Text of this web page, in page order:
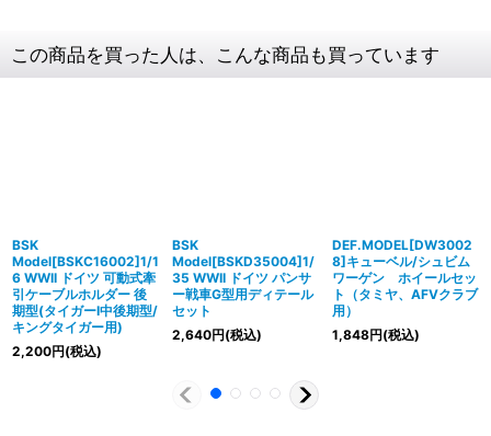
この商品を買った人は、こんな商品も買っています
BSK
Model[BSKC16002]1/1
6 WWII ドイツ 可動式牽
引ケーブルホルダー 後
期型(タイガーI中後期型/
キングタイガー用)
2,200円(税込)
BSK
Model[BSKD35004]1/
35 WWII ドイツ パンサ
ー戦車G型用ディテール
セット
2,640円(税込)
DEF.MODEL[DW3002
8]キューベル/シュビム
ワーゲン ホイールセッ
ト（タミヤ、AFVクラブ
用）
1,848円(税込)